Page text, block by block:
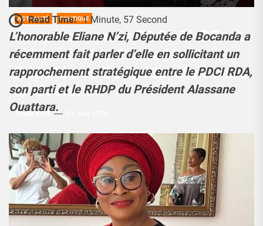
ACTUALITÉ POLITIQUE
Rapprochement PDCI-RHDP: et
si l’honorable Eliane N’zi,
Députée de Bocanda, était dans
la révélation
Josué Koffi
Read Time: 1 Minute, 57 Second
L’honorable Eliane N’zi, Députée de Bocanda a
récemment fait parler d’elle en sollicitant un
rapprochement stratégique entre le PDCI RDA,
son parti et le RHDP du Président Alassane
Ouattara.